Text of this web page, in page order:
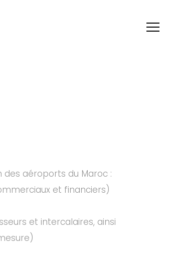
des aéroports du Maroc :
et financiers)
et intercalaires, ainsi